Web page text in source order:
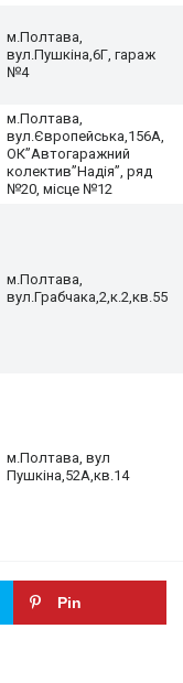
м.Полтава,
вул.Пушкіна,6Г, гараж
№4
м.Полтава,
вул.Європейська,156А,
ОК”Автогаражний
колектив”Надія”, ряд
№20, місце №12
м.Полтава,
вул.Грабчака,2,к.2,кв.55
м.Полтава, вул
Пушкіна,52А,кв.14
Pin